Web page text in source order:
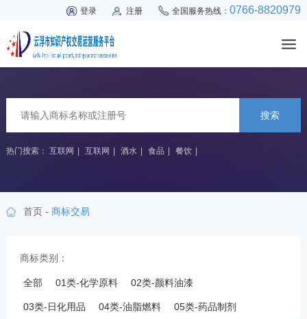
登录 注册 全国服务热线：0766-8820979
搜索
热门搜索： 互联网 互联网 酒水 食品 餐饮
首页- 商标交易
商标类别：
全部 01类-化学原料 02类-颜料油漆
03类-日化用品 04类-油脂燃料 05类-药品制剂